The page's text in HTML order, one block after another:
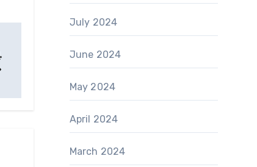
July 2024
June 2024
May 2024
April 2024
March 2024